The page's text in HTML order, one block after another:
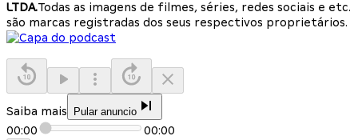
LTDA.Todas as imagens de filmes, séries, redes sociais e etc.
são marcas registradas dos seus respectivos proprietários.
Saiba mais Pular anuncio
00:00 00:00